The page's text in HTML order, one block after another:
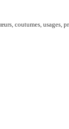
coutumes, usages,